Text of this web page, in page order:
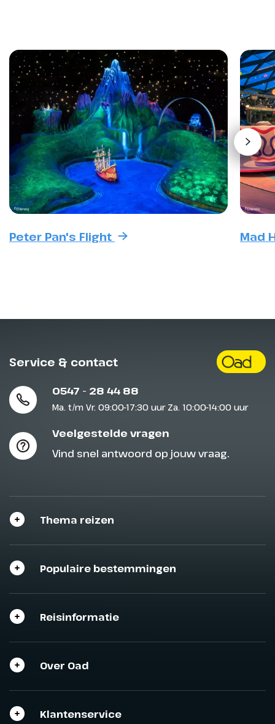
Peter Pan's Flight Mad
Service & contact
0547 - 28 44 88
Ma. t/m Vr. 09:00-17:30 uur Za. 10:00-14:00 uur
Veelgestelde vragen
Vind snel antwoord op jouw vraag.
Thema reizen
Populaire bestemmingen
Reisinformatie
Over Oad
Klantenservice